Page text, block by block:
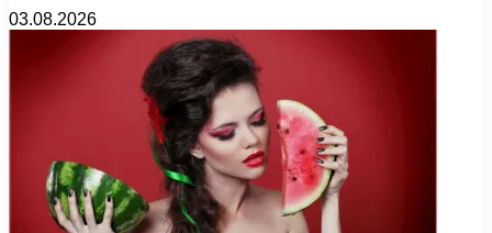
03.08.2026